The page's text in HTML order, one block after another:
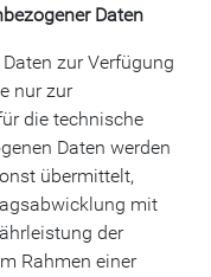
Daten
zur Verfügung
nur zur
die technische
Daten werden
übermittelt,
mit
der
Rahmen einer